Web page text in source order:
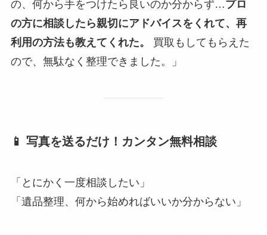
の、何から手をつけたら良いのか分からず…プロ
の方に相談したら親切にアドバイスをくれて、再
利用の方法も教えてくれた。
買取もしてもらえた
ので、無駄なく整理できました。」
📱 写真を送るだけ！カンタン無料相談
「とにかく一度相談したい」
「遺品整理、何から始めればいいか分からない」